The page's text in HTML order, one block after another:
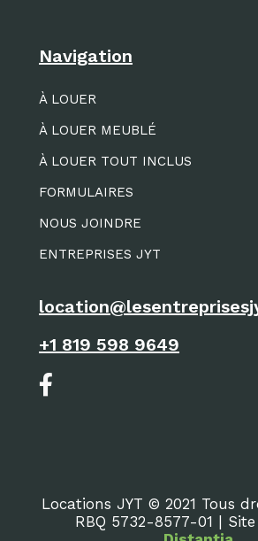
Navigation
À LOUER
À LOUER MEUBLÉ
À LOUER TOUT INCLUS
FORMULAIRES
NOUS JOINDRE
ENTREPRISES JYT
+1 819 598 9649
Locations JYT © 2021 Tous
RBQ 5732-8577-01 |